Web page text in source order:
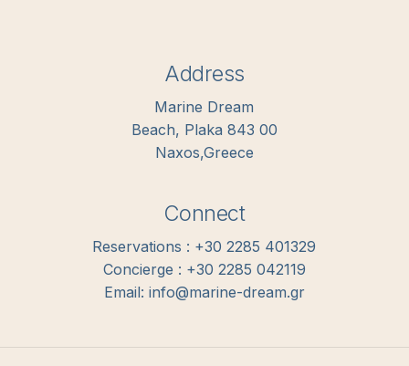
Address
Marine Dream
Beach, Plaka 843 00
Naxos,Greece
Connect
Reservations : +30 2285 401329
Concierge : +30 2285 042119
Email: info@marine-dream.gr